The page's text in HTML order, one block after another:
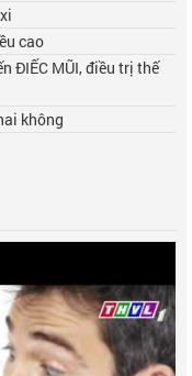
cao
ĐIẾC MŨI, điều trị thế
không